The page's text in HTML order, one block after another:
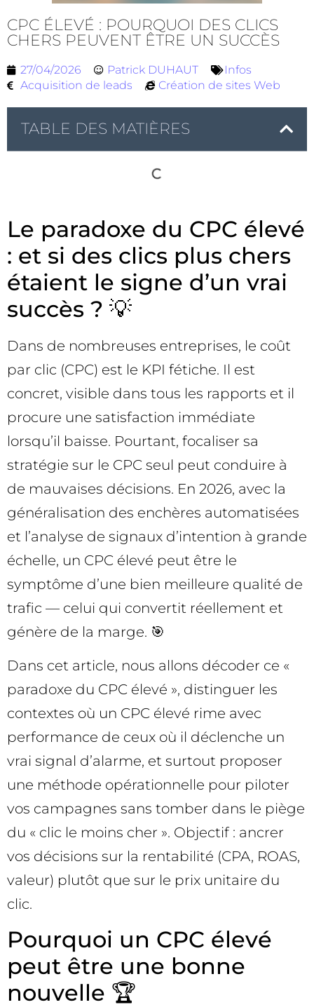
CPC ÉLEVÉ : POURQUOI DES CLICS
CHERS PEUVENT ÊTRE UN SUCCÈS
27/04/2026 Patrick DUHAUT
Infos
Acquisition de leads
Création de sites Web
TABLE DES MATIÈRES
Le paradoxe du CPC élevé
: et si des clics plus chers
étaient le signe d’un vrai
succès ? 💡
Dans de nombreuses entreprises, le coût
par clic (CPC) est le KPI fétiche. Il est
concret, visible dans tous les rapports et il
procure une satisfaction immédiate
lorsqu’il baisse. Pourtant, focaliser sa
stratégie sur le CPC seul peut conduire à
de mauvaises décisions. En 2026, avec la
généralisation des enchères automatisées
et l’analyse de signaux d’intention à grande
échelle, un CPC élevé peut être le
symptôme d’une bien meilleure qualité de
trafic — celui qui convertit réellement et
génère de la marge. 🎯
Dans cet article, nous allons décoder ce «
paradoxe du CPC élevé », distinguer les
contextes où un CPC élevé rime avec
performance de ceux où il déclenche un
vrai signal d’alarme, et surtout proposer
une méthode opérationnelle pour piloter
vos campagnes sans tomber dans le piège
du « clic le moins cher ». Objectif : ancrer
vos décisions sur la rentabilité (CPA, ROAS,
valeur) plutôt que sur le prix unitaire du
clic.
Pourquoi un CPC élevé
peut être une bonne
nouvelle 🏆